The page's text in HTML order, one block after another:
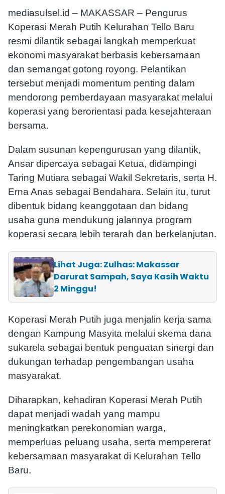
mediasulsel.id – MAKASSAR – Pengurus
Koperasi Merah Putih Kelurahan Tello Baru
resmi dilantik sebagai langkah memperkuat
ekonomi masyarakat berbasis kebersamaan
dan semangat gotong royong. Pelantikan
tersebut menjadi momentum penting dalam
mendorong pemberdayaan masyarakat melalui
koperasi yang berorientasi pada kesejahteraan
bersama.
Dalam susunan kepengurusan yang dilantik,
Ansar dipercaya sebagai Ketua, didampingi
Taring Mutiara sebagai Wakil Sekretaris, serta H.
Erna Anas sebagai Bendahara. Selain itu, turut
dibentuk bidang keanggotaan dan bidang
usaha guna mendukung jalannya program
koperasi secara lebih terarah dan berkelanjutan.
Lihat Juga: Zulhas: Makassar
Darurat Sampah, Saya Kasih Waktu
2 Minggu!
Koperasi Merah Putih juga menjalin kerja sama
dengan Kampung Masyita melalui skema dana
sukarela sebagai bentuk penguatan sinergi dan
dukungan terhadap pengembangan usaha
masyarakat.
Diharapkan, kehadiran Koperasi Merah Putih
dapat menjadi wadah yang mampu
meningkatkan perekonomian warga,
memperluas peluang usaha, serta mempererat
kebersamaan masyarakat di Kelurahan Tello
Baru.